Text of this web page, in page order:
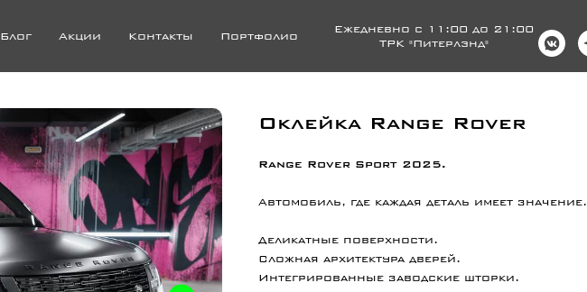
Блог Акции Контакты Портфолио
Ежедневно с 11:00 до 21:00
ТРК "Питерлэнд"
Оклейка Range Rover
Range Rover Sport 2025.
Автомобиль, где каждая деталь имеет значение.
Деликатные поверхности.
Сложная архитектура дверей.
Интегрированные заводские шторки.